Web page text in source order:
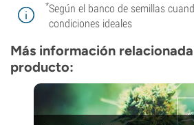
*Según el banco de semillas
condiciones ideales
Más información
producto: